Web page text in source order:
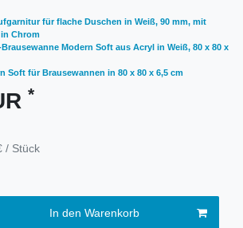
für flache Duschen in Weiß, 90 mm, mit
Chrom
Modern Soft aus Acryl in Weiß, 80 x 80 x
Soft für Brausewannen in 80 x 80 x 6,5 cm
*
/ Stück
In den Warenkorb